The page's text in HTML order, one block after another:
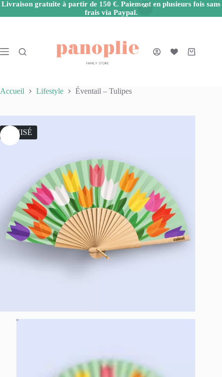
Livraison gratuite à partir de 150 €. Paiement en plusieurs fois sans
frais via Paypal.
Panier
Accueil Lifestyle Éventail – Tulipes
ÉPUISÉ